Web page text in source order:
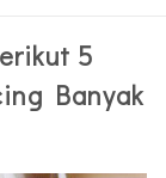
5
Banyak